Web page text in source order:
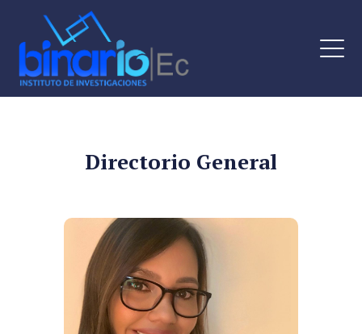
Directorio General
Contacto:
direccion@binario.com.ec